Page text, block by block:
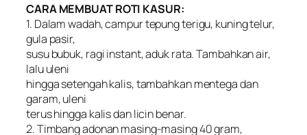
CARA MEMBUAT ROTI KASUR:
1. Dalam wadah, campur tepung terigu, kuning telur,
gula pasir,
susu bubuk, ragi instant, aduk rata. Tambahkan air,
lalu uleni
hingga setengah kalis, tambahkan mentega dan
garam, uleni
terus hingga kalis dan licin benar.
2. Timbang adonan masing-masing 40 gram,